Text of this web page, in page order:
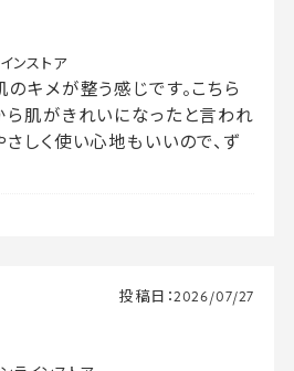
ンストア
キメが整う感じです。こちら
ら肌がきれいになったと言われ
さしく使い心地もいいので、ず
投稿日：2026/07/27